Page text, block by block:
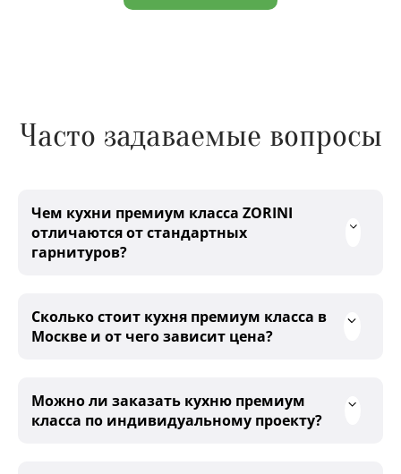
Часто задаваемые вопросы
Чем кухни премиум класса ZORINI
отличаются от стандартных
гарнитуров?
Сколько стоит кухня премиум класса в
Москве и от чего зависит цена?
Можно ли заказать кухню премиум
класса по индивидуальному проекту?